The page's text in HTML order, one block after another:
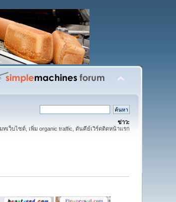
ข่าว:
ทเว็บไซด์, เพิ่ม organic traffic, ดันคีย์เวิร์ดติดหน้าแรก